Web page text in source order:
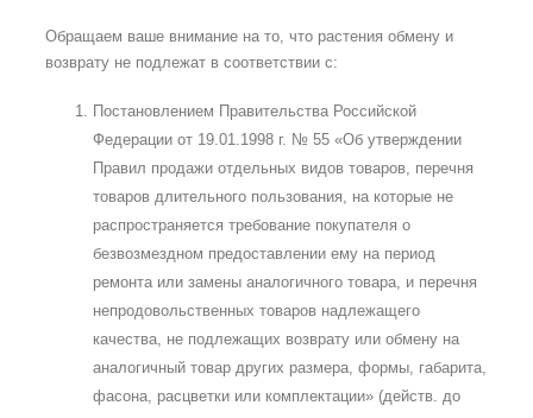
Обращаем ваше внимание на то, что растения обмену и
возврату не подлежат в соответствии с:
Постановлением Правительства Российской
Федерации от 19.01.1998 г. № 55 «Об утверждении
Правил продажи отдельных видов товаров, перечня
товаров длительного пользования, на которые не
распространяется требование покупателя о
безвозмездном предоставлении ему на период
ремонта или замены аналогичного товара, и перечня
непродовольственных товаров надлежащего
качества, не подлежащих возврату или обмену на
аналогичный товар других размера, формы, габарита,
фасона, расцветки или комплектации» (действ. до